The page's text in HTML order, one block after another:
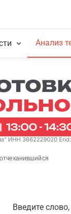
Анализ
отчеканившийся
Введите